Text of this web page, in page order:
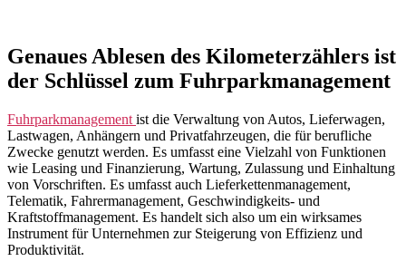
Genaues Ablesen des Kilometerzählers ist
der Schlüssel zum Fuhrparkmanagement
Fuhrparkmanagement ist die Verwaltung von Autos, Lieferwagen,
Lastwagen, Anhängern und Privatfahrzeugen, die für berufliche
Zwecke genutzt werden. Es umfasst eine Vielzahl von Funktionen
wie Leasing und Finanzierung, Wartung, Zulassung und Einhaltung
von Vorschriften. Es umfasst auch Lieferkettenmanagement,
Telematik, Fahrermanagement, Geschwindigkeits- und
Kraftstoffmanagement. Es handelt sich also um ein wirksames
Instrument für Unternehmen zur Steigerung von Effizienz und
Produktivität.